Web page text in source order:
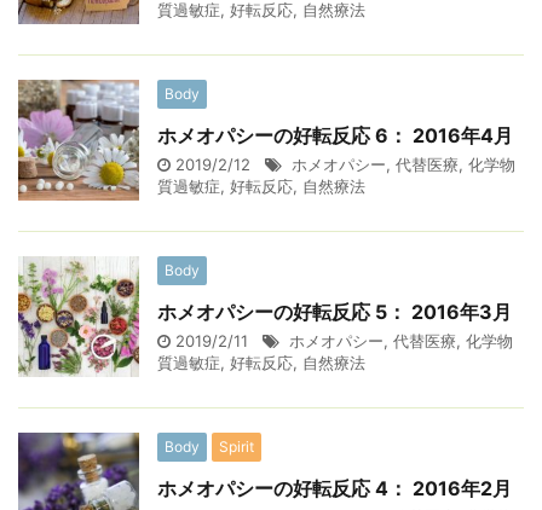
質過敏症, 好転反応, 自然療法
Body
ホメオパシーの好転反応 6： 2016年4月
2019/2/12 ホメオパシー, 代替医療, 化学物
質過敏症, 好転反応, 自然療法
Body
ホメオパシーの好転反応 5： 2016年3月
2019/2/11 ホメオパシー, 代替医療, 化学物
質過敏症, 好転反応, 自然療法
Body Spirit
ホメオパシーの好転反応 4： 2016年2月